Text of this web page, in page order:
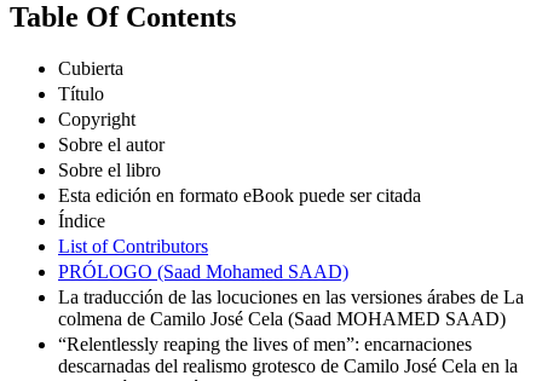
Table Of Contents
Cubierta
Título
Copyright
Sobre el autor
Sobre el libro
Esta edición en formato eBook puede ser citada
Índice
List of Contributors
PRÓLOGO (Saad Mohamed SAAD)
La traducción de las locuciones en las versiones árabes de La
colmena de Camilo José Cela (Saad MOHAMED SAAD)
“Relentlessly reaping the lives of men”: encarnaciones
descarnadas del realismo grotesco de Camilo José Cela en la